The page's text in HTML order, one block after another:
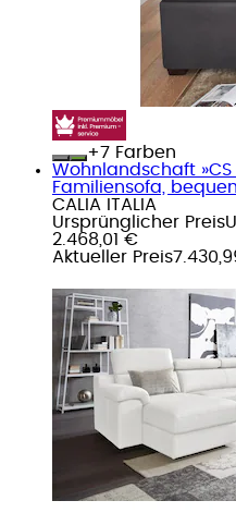
+
Farben
Wohnlandschaft
Familiensofa,
CALIA ITALIA
Ursprünglicher Preis
2.468,01 €
Aktueller Preis